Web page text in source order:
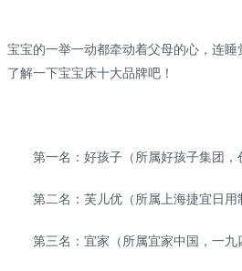
宝宝的一举一动都牵动着父母的心，连
了解一下宝宝床十大品牌吧！
第一名：好孩子（所属好孩子集团，
第二名：芙儿优（所属上海捷宜日用
第三名：宜家（所属宜家中国，一九